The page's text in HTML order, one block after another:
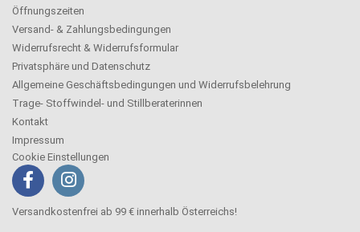
Öffnungszeiten
Versand- & Zahlungsbedingungen
Widerrufsrecht & Widerrufsformular
Privatsphäre und Datenschutz
Allgemeine Geschäftsbedingungen und Widerrufsbelehrung
Trage- Stoffwindel- und Stillberaterinnen
Kontakt
Impressum
Cookie Einstellungen
Versandkostenfrei ab 99 € innerhalb Österreichs!